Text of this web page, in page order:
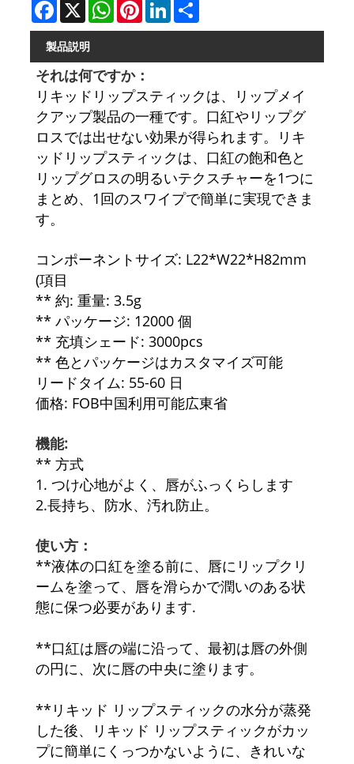
Facebook
X WhatsAppPinterestLinkedInShare
製品説明
それは何ですか：
リキッドリップスティックは、リップメイ
クアップ製品の一種です。口紅やリップグ
ロスでは出せない効果が得られます。リキ
ッドリップスティックは、口紅の飽和色と
リップグロスの明るいテクスチャーを1つに
まとめ、1回のスワイプで簡単に実現できま
す。
コンポーネントサイズ: L22*W22*H82mm
(項目
** 約: 重量: 3.5g
** パッケージ: 12000 個
** 充填シェード: 3000pcs
** 色とパッケージはカスタマイズ可能
リードタイム: 55-60 日
価格: FOB中国利用可能広東省
機能:
** 方式
1. つけ心地がよく、唇がふっくらします
2.長持ち、防水、汚れ防止。
使い方：
**液体の口紅を塗る前に、唇にリップクリ
ームを塗って、唇を滑らかで潤いのある状
態に保つ必要があります.
**口紅は唇の端に沿って、最初は唇の外側
の円に、次に唇の中央に塗ります。
**リキッド リップスティックの水分が蒸発
した後、リキッド リップスティックがカッ
プに簡単にくっつかないように、きれいな